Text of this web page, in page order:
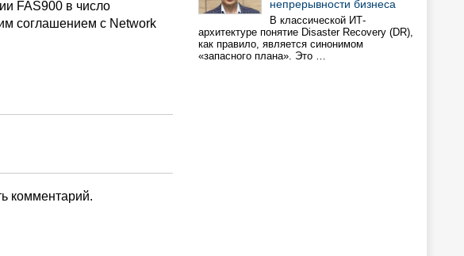
FAS900 в число
соглашением с Network
комментарий.
непрерывности бизнеса
В классической ИТ-
архитектуре понятие Disaster Recovery (DR),
как правило, является синонимом
«запасного плана». Это …